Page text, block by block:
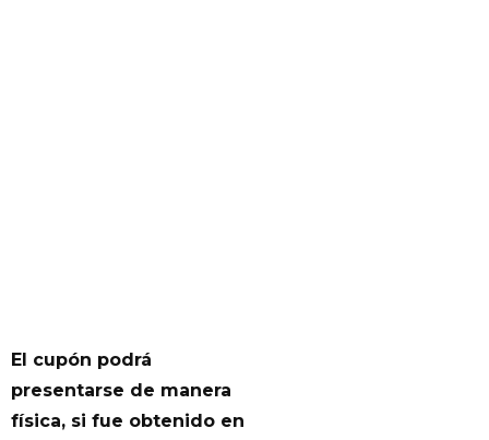
El cupón podrá
presentarse de manera
física, si fue obtenido en